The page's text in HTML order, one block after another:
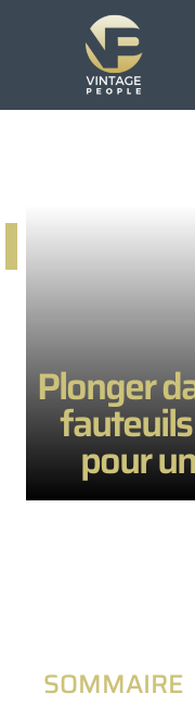
Plonger
pour
SOMMAIRE